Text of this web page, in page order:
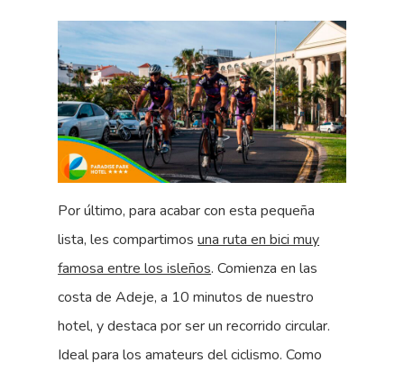
Por último, para acabar con esta pequeña
lista, les compartimosuna ruta en bici muy
famosa entre los isleños. Comienza en las
costa de Adeje, a 10 minutos de nuestro
hotel, y destaca por ser un recorrido circular.
Ideal para los amateurs del ciclismo. Como